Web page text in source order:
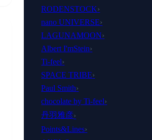
RODENSTOCK›
nano UNIVERSE›
LAGUNAMOON›
Albert I'mStein›
Ti-feel›
SPACE TRIBE›
Paul Smith›
chocolate by Ti-feel›
丹羽雅彦›
Points&Lines›